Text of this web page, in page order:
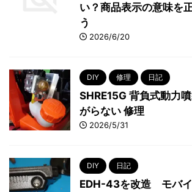
い？商品表示の意味を
う
2026/6/20
DIY 修理 日記
SHRE15G 背負式動力
がらない 修理
2026/5/31
DIY 日記
EDH-43を改造 モバ